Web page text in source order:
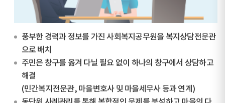
풍부한 경력과 정보를 가진 사회복지공무원을 복지상담전문관
으로 배치
주민은 창구를 옮겨 다닐 필요 없이 하나의 창구에서 상담하고
해결
(민간복지전문관, 마을변호사 및 마을세무사 등과 연계)